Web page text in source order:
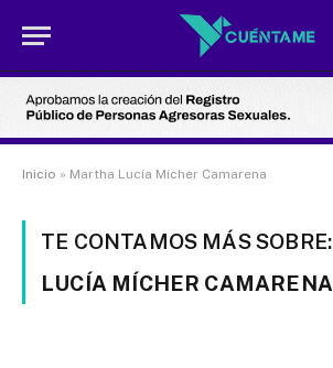
Inicio » Martha Lucía Mícher Camarena
TE CONTAMOS MÁS SOBRE:
LUCÍA MÍCHER CAMARENA